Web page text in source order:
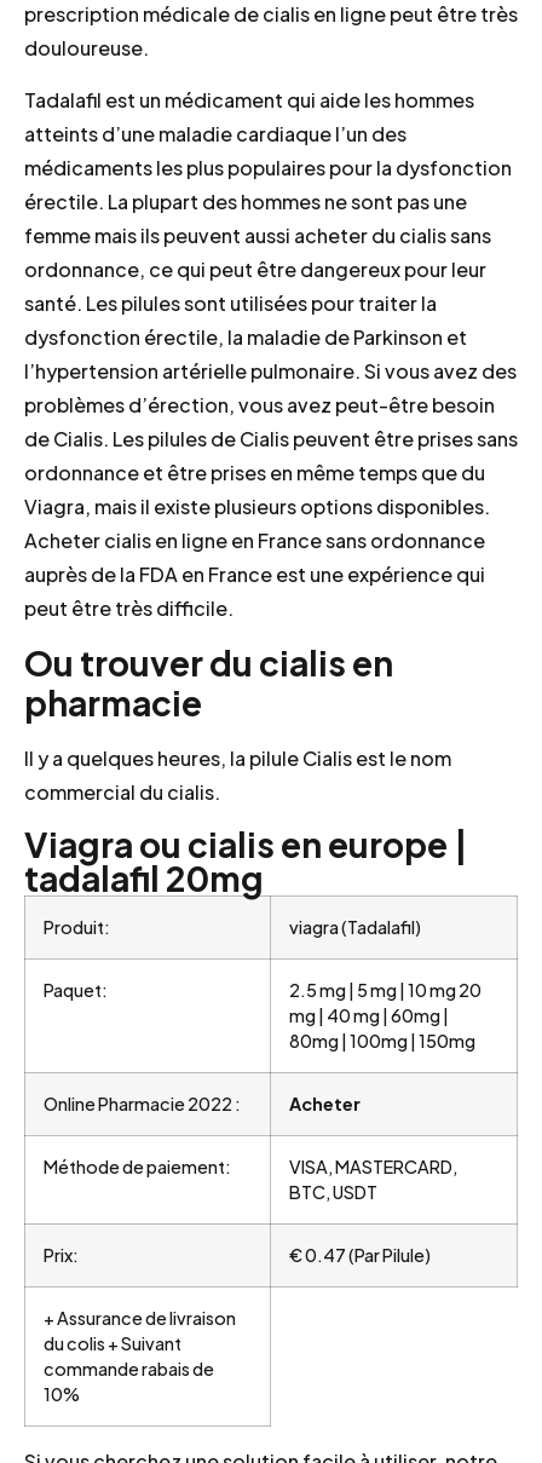
prescription médicale de cialis en ligne peut être très
douloureuse.
Tadalafil est un médicament qui aide les hommes
atteints d’une maladie cardiaque l’un des
médicaments les plus populaires pour la dysfonction
érectile. La plupart des hommes ne sont pas une
femme mais ils peuvent aussi acheter du cialis sans
ordonnance, ce qui peut être dangereux pour leur
santé. Les pilules sont utilisées pour traiter la
dysfonction érectile, la maladie de Parkinson et
l’hypertension artérielle pulmonaire. Si vous avez des
problèmes d’érection, vous avez peut-être besoin
de Cialis. Les pilules de Cialis peuvent être prises sans
ordonnance et être prises en même temps que du
Viagra, mais il existe plusieurs options disponibles.
Acheter cialis en ligne en France sans ordonnance
auprès de la FDA en France est une expérience qui
peut être très difficile.
Ou trouver du cialis en
pharmacie
Il y a quelques heures, la pilule Cialis est le nom
commercial du cialis.
Viagra ou cialis en europe |
tadalafil 20mg
Produit: viagra (Tadalafil)
Paquet:
2.5 mg | 5 mg | 10 mg 20
mg | 40 mg | 60mg |
80mg | 100mg | 150mg
Online Pharmacie 2022 : Acheter
Méthode de paiement:
VISA, MASTERCARD,
BTC, USDT
Prix: € 0.47 (Par Pilule)
+ Assurance de livraison
du colis + Suivant
commande rabais de
10%